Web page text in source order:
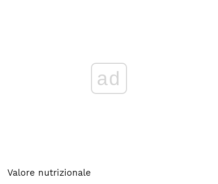
ad
Valore nutrizionale